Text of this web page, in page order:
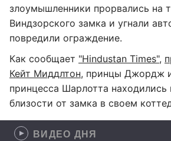
злоумышленники прорвались на
Виндзорского замка и угнали
повредили ограждение.
Как сообщает "Нindustan Times",
Кейт Миддлтон, принцы Джордж
принцесса Шарлотта находились
близости от замка в своем
ВИДЕО ДНЯ